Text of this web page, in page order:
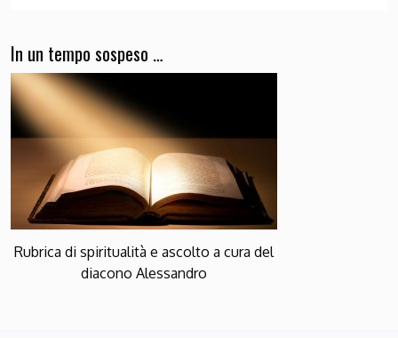
In un tempo sospeso …
Rubrica di spiritualità e ascolto a cura del
diacono Alessandro